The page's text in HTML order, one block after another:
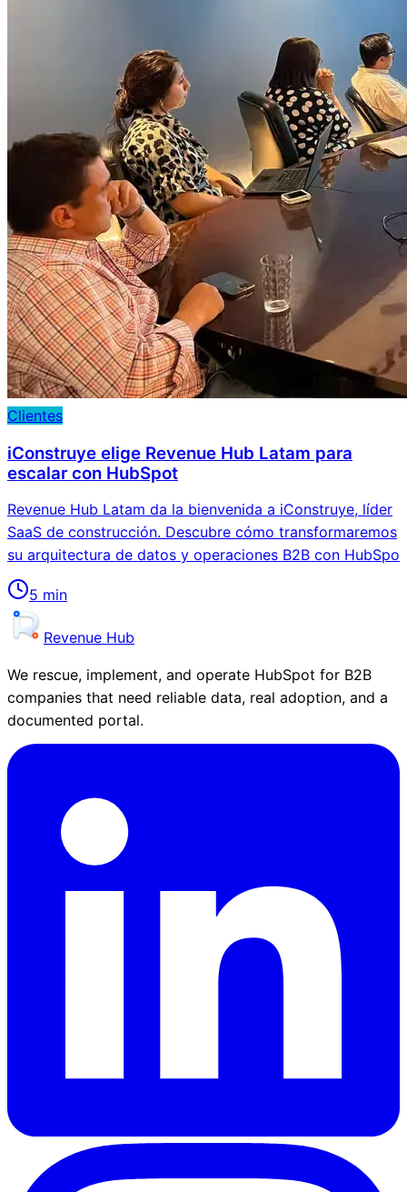
Clientes
iConstruye elige Revenue Hub Latam para
escalar con HubSpot
Revenue Hub Latam da la bienvenida a iConstruye, líder
SaaS de construcción. Descubre cómo transformaremos
su arquitectura de datos y operaciones B2B con HubSpo
5 min
Revenue Hub
We rescue, implement, and operate HubSpot for B2B
companies that need reliable data, real adoption, and a
documented portal.